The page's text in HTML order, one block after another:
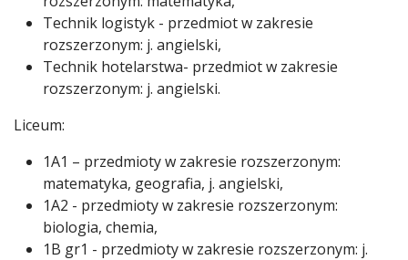
Technik logistyk - przedmiot w zakresie
rozszerzonym: j. angielski,
Technik hotelarstwa- przedmiot w zakresie
rozszerzonym: j. angielski.
Liceum:
1A1 – przedmioty w zakresie rozszerzonym:
matematyka, geografia, j. angielski,
1A2 - przedmioty w zakresie rozszerzonym:
biologia, chemia,
1B gr1 - przedmioty w zakresie rozszerzonym: j.